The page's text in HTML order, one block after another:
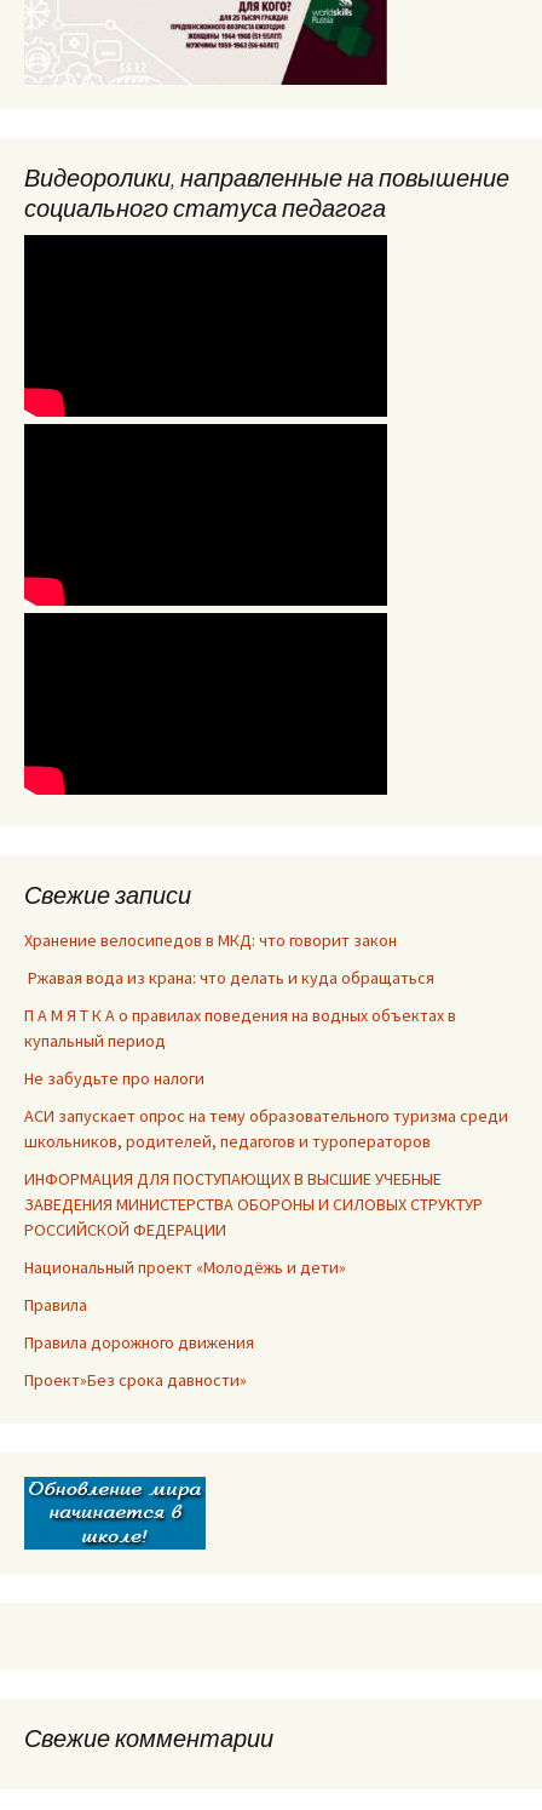
Видеоролики, направленные на повышение
социального статуса педагога
Свежие записи
Хранение велосипедов в МКД: что говорит закон
Ржавая вода из крана: что делать и куда обращаться
П А М Я Т К А о правилах поведения на водных объектах в
купальный период
Не забудьте про налоги
АСИ запускает опрос на тему образовательного туризма среди
школьников, родителей, педагогов и туроператоров
ИНФОРМАЦИЯ ДЛЯ ПОСТУПАЮЩИХ В ВЫСШИЕ УЧЕБНЫЕ
ЗАВЕДЕНИЯ МИНИСТЕРСТВА ОБОРОНЫ И СИЛОВЫХ СТРУКТУР
РОССИЙСКОЙ ФЕДЕРАЦИИ
Национальный проект «Молодёжь и дети»
Правила
Правила дорожного движения
Проект»Без срока давности»
Свежие комментарии